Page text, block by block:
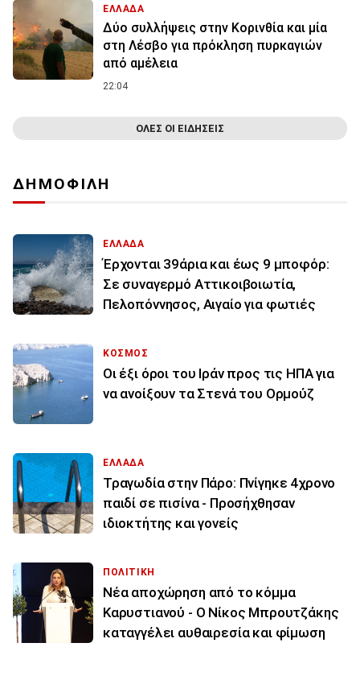
ΕΛΛΑΔΑ
Δύο συλλήψεις στην Κορινθία και μία
στη Λέσβο για πρόκληση πυρκαγιών
από αμέλεια
22:04
ΟΛΕΣ ΟΙ ΕΙΔΗΣΕΙΣ
ΔΗΜΟΦΙΛΗ
ΕΛΛΑΔΑ
Έρχονται 39άρια και έως 9 μποφόρ:
Σε συναγερμό Αττικοιβοιωτία,
Πελοπόννησος, Αιγαίο για φωτιές
ΚΟΣΜΟΣ
Οι έξι όροι του Ιράν προς τις ΗΠΑ για
να ανοίξουν τα Στενά του Ορμούζ
ΕΛΛΑΔΑ
Τραγωδία στην Πάρο: Πνίγηκε 4χρονο
παιδί σε πισίνα - Προσήχθησαν
ιδιοκτήτης και γονείς
ΠΟΛΙΤΙΚΗ
Νέα αποχώρηση από το κόμμα
Καρυστιανού - Ο Νίκος Μπρουτζάκης
καταγγέλει αυθαιρεσία και φίμωση